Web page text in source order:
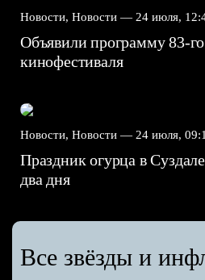
Новости, Новости — 24 июля,
Объявили программу 83-
кинофестиваля
Новости, Новости — 24 июля,
Праздник огурца в
два дня
Все звёзды и